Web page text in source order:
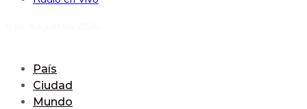
País
Ciudad
Mundo